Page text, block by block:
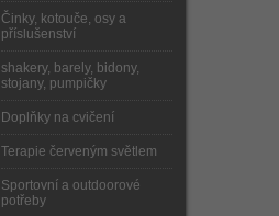
Činky, kotouče, osy a
příslušenství
shakery, barely, bidony,
stojany, pumpičky
Doplňky na cvičení
Terapie červeným světlem
Sportovní a outdoorové
potřeby